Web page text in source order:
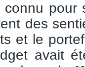
connu pour
des
et le
avait